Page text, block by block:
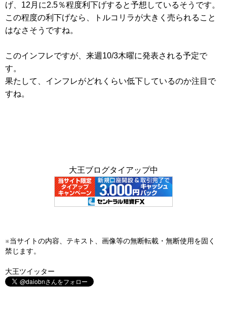
げ、12月に2.5％程度利下げすると予想しているそうです。
この程度の利下げなら、トルコリラが大きく売られること
はなさそうですね。
このインフレですが、来週10/3木曜に発表される予定で
す。
果たして、インフレがどれくらい低下しているのか注目で
すね。
大王ブログタイアップ中
※当サイトの内容、テキスト、画像等の無断転載・無断使用を固く
禁じます。
大王ツイッター